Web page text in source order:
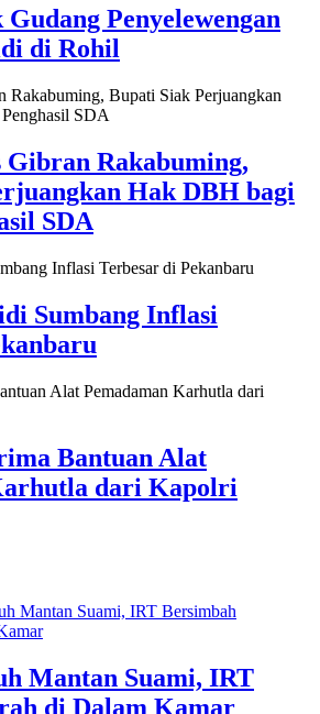
Penyelewengan
di Rohil
Gibran Rakabuming,
Hak DBH bagi
SDA
Sumbang Inflasi
Bantuan Alat
dari Kapolri
Mantan Suami, IRT
di Dalam Kamar